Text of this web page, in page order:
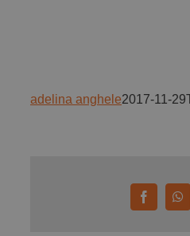
Magazin
adelina anghele2017-11-
Facebook